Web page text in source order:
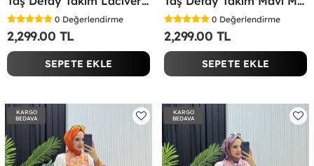
0 Değerlendirme
2,299.00 TL
SEPETE EKLE
0 Değerlendirme
2,299.00 TL
SEPETE EKLE
KARGO
BEDAVA
KARGO
BEDAVA